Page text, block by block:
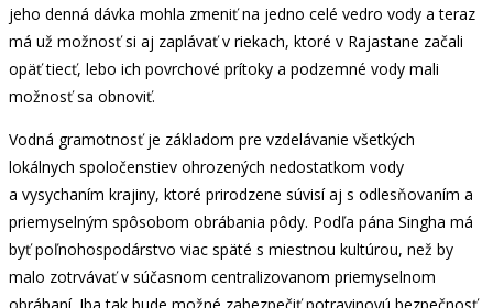
jeho denná dávka mohla zmeniť na jedno celé vedro vody a teraz
má už možnosť si aj zaplávať v riekach, ktoré v Rajastane začali
opäť tiecť, lebo ich povrchové prítoky a podzemné vody mali
možnosť sa obnoviť.
Vodná gramotnosť je základom pre vzdelávanie všetkých
lokálnych spoločenstiev ohrozených nedostatkom vody
a vysychaním krajiny, ktoré prirodzene súvisí aj s odlesňovaním a
priemyselným spôsobom obrábania pôdy. Podľa pána Singha má
byť poľnohospodárstvo viac späté s miestnou kultúrou, než by
malo zotrvávať v súčasnom centralizovanom priemyselnom